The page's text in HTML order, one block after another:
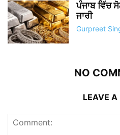
ਪੰਜਾਬ ਵਿੱਚ
ਜਾਰੀ
Gurpreet
NO
LEAVE A